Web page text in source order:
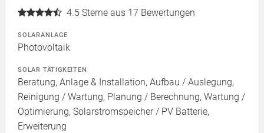
4.5 Sterne aus 17 Bewertungen
SOLARANLAGE
Photovoltaik
SOLAR TÄTIGKEITEN
Beratung, Anlage & Installation, Aufbau / Auslegung,
Reinigung / Wartung, Planung / Berechnung, Wartung /
Optimierung, Solarstromspeicher / PV Batterie,
Erweiterung